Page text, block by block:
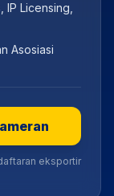
Licensing,
Asosiasi
eksportir